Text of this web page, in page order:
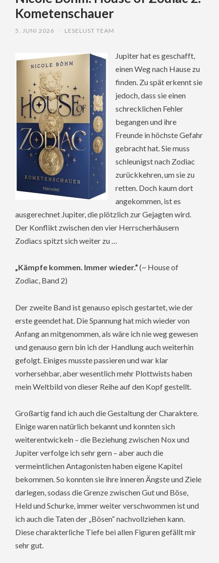
Kometenschauer
5. JUNI 2026 LESELUST TEAM
Jupiter hat es geschafft,
einen Weg nach Hause zu
finden. Zu spät erkennt sie
jedoch, dass sie einen
schrecklichen Fehler
begangen und ihre
Freunde in höchste Gefahr
gebracht hat. Sie muss
schleunigst nach Zodiac
zurückkehren, um sie zu
retten. Doch kaum dort
angekommen, ist es
ausgerechnet Jupiter, die plötzlich zur Gejagten wird.
Der Konflikt zwischen den vier Herrscherhäusern
Zodiacs spitzt sich weiter zu …
„Kämpfe kommen. Immer wieder.“(~ House of
Zodiac, Band 2)
Der zweite Band ist genauso episch gestartet, wie der
erste geendet hat. Die Spannung hat mich wieder von
Anfang an mitgenommen, als wäre ich nie weg gewesen
und genauso gern bin ich der Handlung auch weiterhin
gefolgt. Einiges musste passieren und war klar
vorhersehbar, aber wesentlich mehr Plottwists haben
mein Weltbild von dieser Reihe auf den Kopf gestellt.
Großartig fand ich auch die Gestaltung der Charaktere.
Einige waren natürlich bekannt und konnten sich
weiterentwickeln – die Beziehung zwischen Nox und
Jupiter verfolge ich sehr gern – aber auch die
vermeintlichen Antagonisten haben eigene Kapitel
bekommen. So konnten sie ihre inneren Ängste und Ziele
darlegen, sodass die Grenze zwischen Gut und Böse,
Held und Schurke, immer weiter verschwommen ist und
ich auch die Taten der „Bösen“ nachvollziehen kann.
Diese charakterliche Tiefe bei allen Figuren gefällt mir
sehr gut.